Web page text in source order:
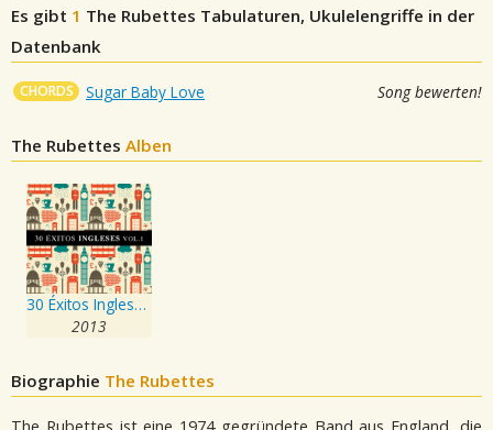
Es gibt 1 The Rubettes Tabulaturen, Ukulelengriffe in der
Datenbank
CHORDS Sugar Baby Love Song bewerten!
The Rubettes Alben
30 Éxitos Ingleses Vol. 1
2013
Biographie The Rubettes
The Rubettes ist eine 1974 gegründete Band aus England, die